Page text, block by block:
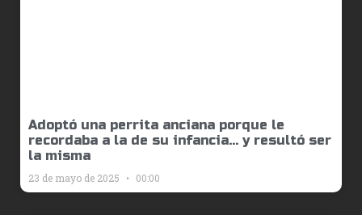
Adoptó una perrita anciana porque le
recordaba a la de su infancia… y resultó ser
la misma
23 de mayo de 2025 00:00